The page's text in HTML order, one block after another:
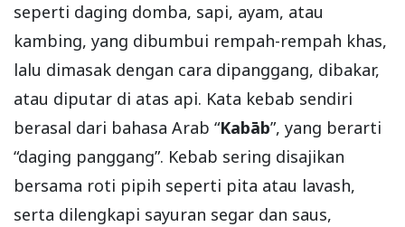
seperti daging domba, sapi, ayam, atau
kambing, yang dibumbui rempah-rempah khas,
lalu dimasak dengan cara dipanggang, dibakar,
atau diputar di atas api. Kata kebab sendiri
berasal dari bahasa Arab “Kabāb”, yang berarti
“daging panggang”. Kebab sering disajikan
bersama roti pipih seperti pita atau lavash,
serta dilengkapi sayuran segar dan saus,